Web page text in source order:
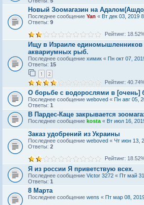
Новый Зоомагазин на
Последнее сообщение Yan « Вт дек 03, 2019
Ответы: 9
Рейтинг:
Ищу в Израиле единомышленников
аквариумных рыб.
Последнее сообщение химик « Пн окт 07,
Ответы: 15
1 2
Рейтинг:
О борьбе с водорослями в [очень]
Последнее сообщение weboved « Пн авг 05,
Ответы: 1
В Пардес-Каце закрывается
Последнее сообщение kosta « Вт июл 16,
Заказ удобрений из Украины
Последнее сообщение weboved « Чт июн 13,
Ответы: 2
Рейтинг:
Я из россии Я приветствую всех.
Последнее сообщение Victor 3272 « Пт май
Ответы: 1
8 Марта
Последнее сообщение wens « Пт мар 08,